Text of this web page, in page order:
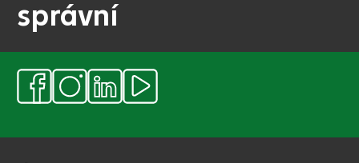
správní